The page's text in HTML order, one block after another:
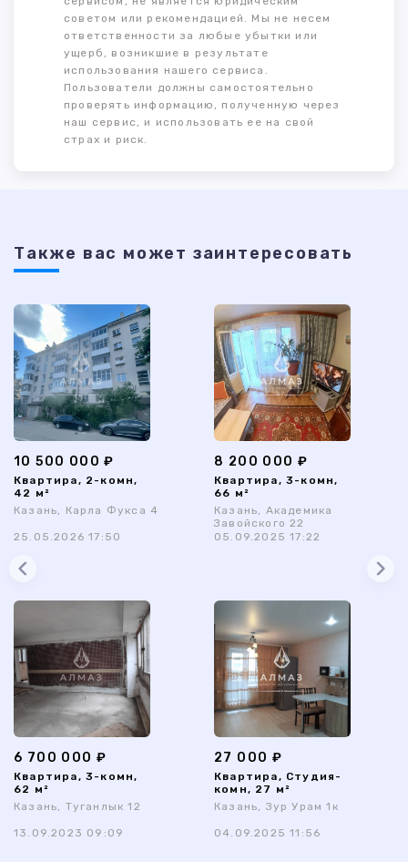
советом или рекомендацией. Мы не несем
ответственности за любые убытки или
ущерб, возникшие в результате
использования нашего сервиса.
Пользователи должны самостоятельно
проверять информацию, полученную через
наш сервис, и использовать ее на свой
страх и риск.
Также ваc может заинтересовать
10 500 000 ₽
Квартира, 2-комн,
42 м²
Казань, Карла Фукса 4
25.05.2026 17:50
8 200 000 ₽
Квартира, 3-комн,
66 м²
Казань, Академика
Завойского 22
05.09.2025 17:22
6 700 000 ₽
Квартира, 3-комн,
62 м²
Казань, Туганлык 12
13.09.2023 09:09
27 000 ₽
Квартира, Студия-
комн, 27 м²
Казань, Зур Урам 1к
04.09.2025 11:56